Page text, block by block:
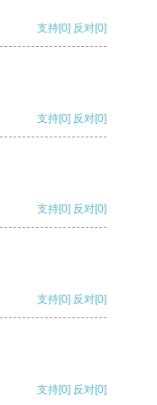
支持[0] 反对[0]
支持[0] 反对[0]
支持[0] 反对[0]
支持[0] 反对[0]
支持[0] 反对[0]